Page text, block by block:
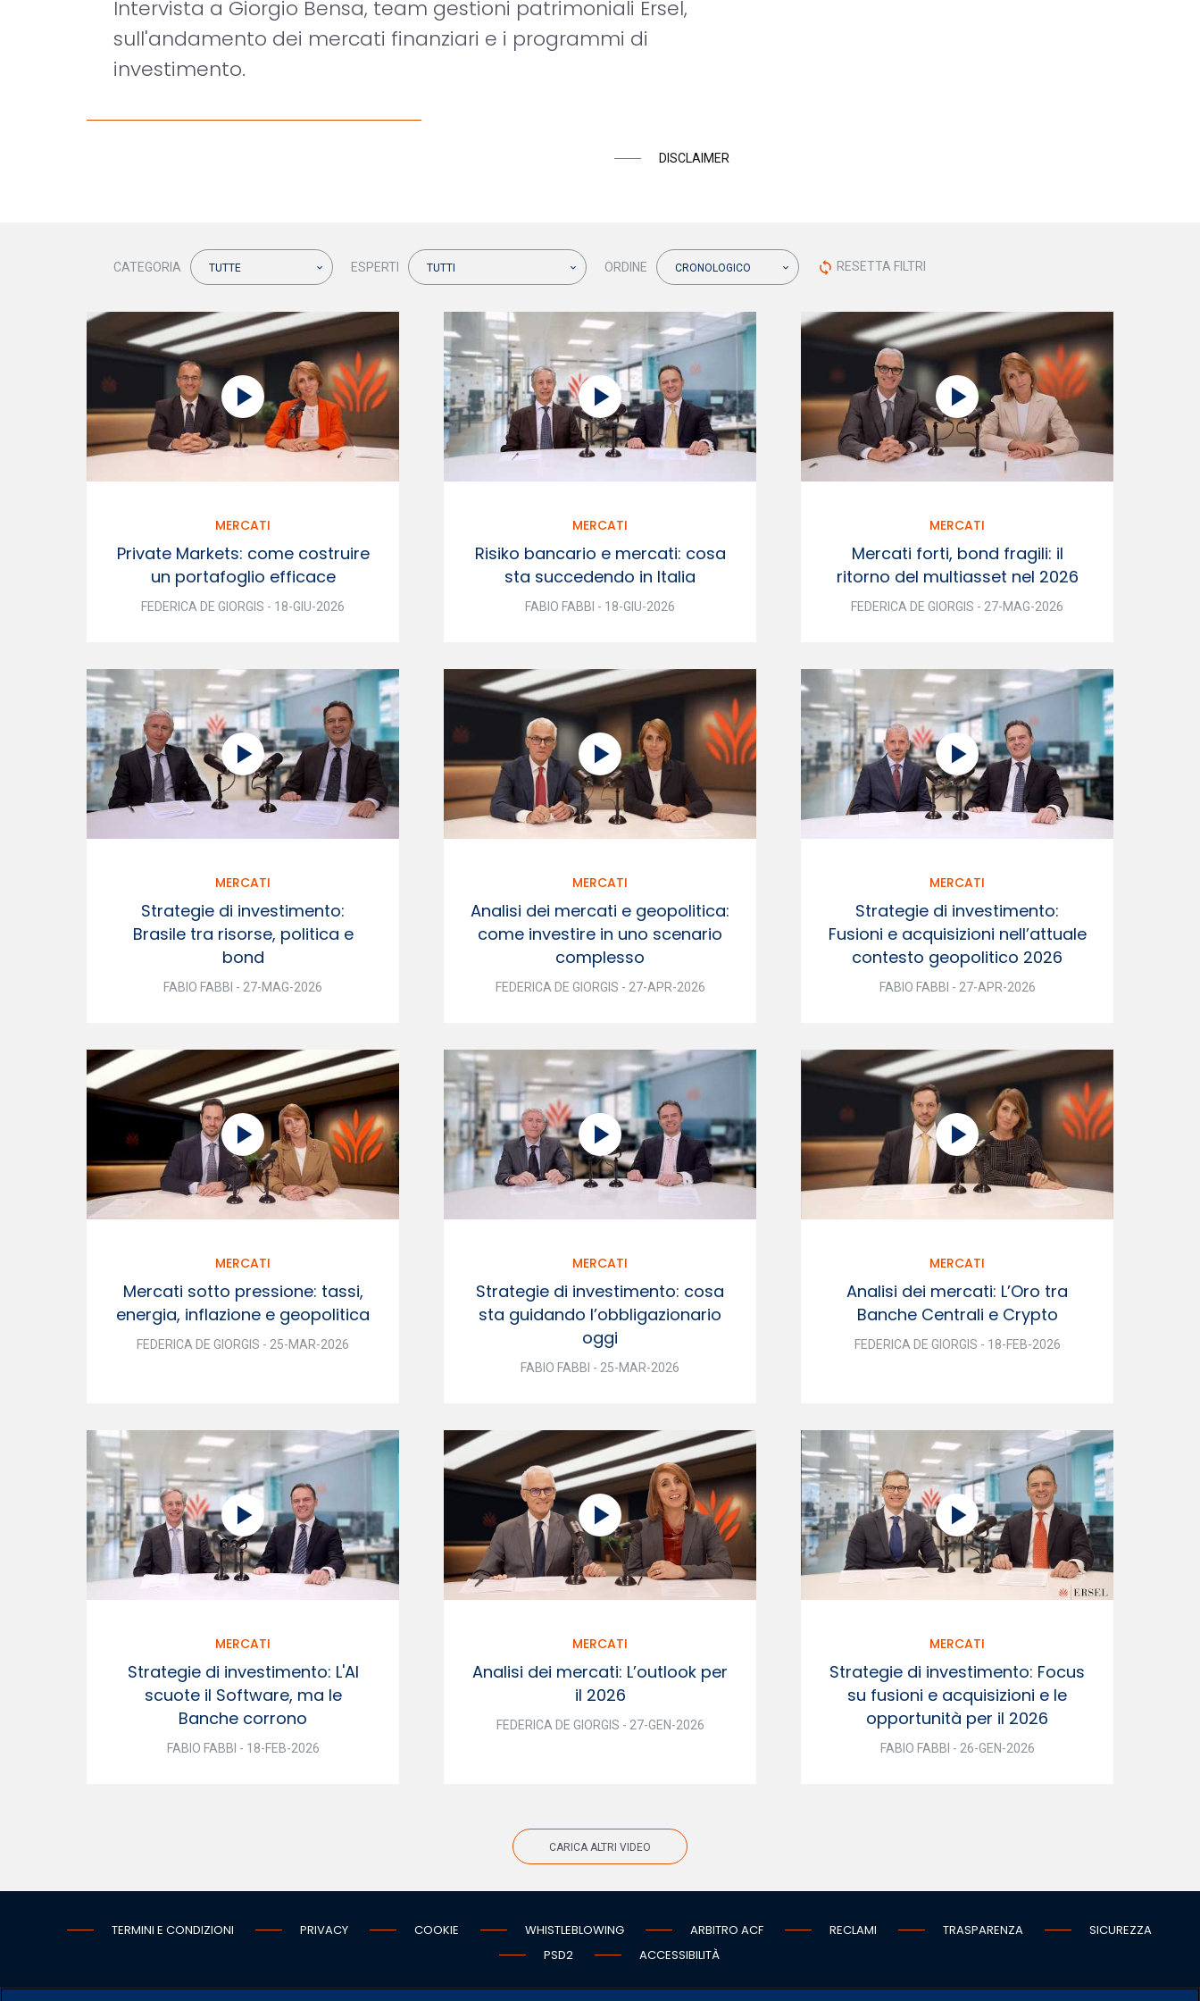
Intervista a Giorgio Bensa, team gestioni patrimoniali Ersel,
sull'andamento dei mercati finanziari e i programmi di
investimento.
DISCLAIMER
CATEGORIA TUTTE ESPERTI TUTTI ORDINE CRONOLOGICO sync RESETTA FILTRI
MERCATI
Private Markets: come costruire
un portafoglio efficace
FEDERICA DE GIORGIS - 18-GIU-2026
MERCATI
Risiko bancario e mercati: cosa
sta succedendo in Italia
FABIO FABBI - 18-GIU-2026
MERCATI
Mercati forti, bond fragili: il
ritorno del multiasset nel 2026
FEDERICA DE GIORGIS - 27-MAG-2026
MERCATI
Strategie di investimento:
Brasile tra risorse, politica e
bond
FABIO FABBI - 27-MAG-2026
MERCATI
Analisi dei mercati e geopolitica:
come investire in uno scenario
complesso
FEDERICA DE GIORGIS - 27-APR-2026
MERCATI
Strategie di investimento:
Fusioni e acquisizioni nell’attuale
contesto geopolitico 2026
FABIO FABBI - 27-APR-2026
MERCATI
Mercati sotto pressione: tassi,
energia, inflazione e geopolitica
FEDERICA DE GIORGIS - 25-MAR-2026
MERCATI
Strategie di investimento: cosa
sta guidando l’obbligazionario
oggi
FABIO FABBI - 25-MAR-2026
MERCATI
Analisi dei mercati: L’Oro tra
Banche Centrali e Crypto
FEDERICA DE GIORGIS - 18-FEB-2026
MERCATI
Strategie di investimento: L'AI
scuote il Software, ma le
Banche corrono
FABIO FABBI - 18-FEB-2026
MERCATI
Analisi dei mercati: L’outlook per
il 2026
FEDERICA DE GIORGIS - 27-GEN-2026
MERCATI
Strategie di investimento: Focus
su fusioni e acquisizioni e le
opportunità per il 2026
FABIO FABBI - 26-GEN-2026
CARICA ALTRI VIDEO
TERMINI E CONDIZIONI PRIVACY COOKIE WHISTLEBLOWING ARBITRO ACF RECLAMI TRASPARENZA
SICUREZZA
PSD2
ACCESSIBILITÀ